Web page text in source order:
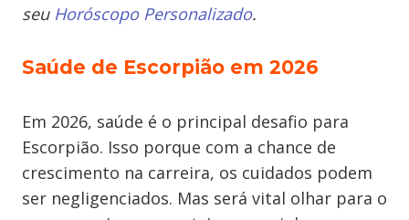
seu Horóscopo Personalizado.
Saúde de Escorpião em 2026
Em 2026, saúde é o principal desafio para
Escorpião. Isso porque com a chance de
crescimento na carreira, os cuidados podem
ser negligenciados. Mas será vital olhar para o